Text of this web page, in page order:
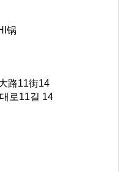
锅
路11街14
로11길 14